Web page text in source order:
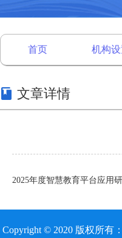
首页 机构
文章详情
2025年度智慧教育平台应用
Copyright © 2020 版权所有